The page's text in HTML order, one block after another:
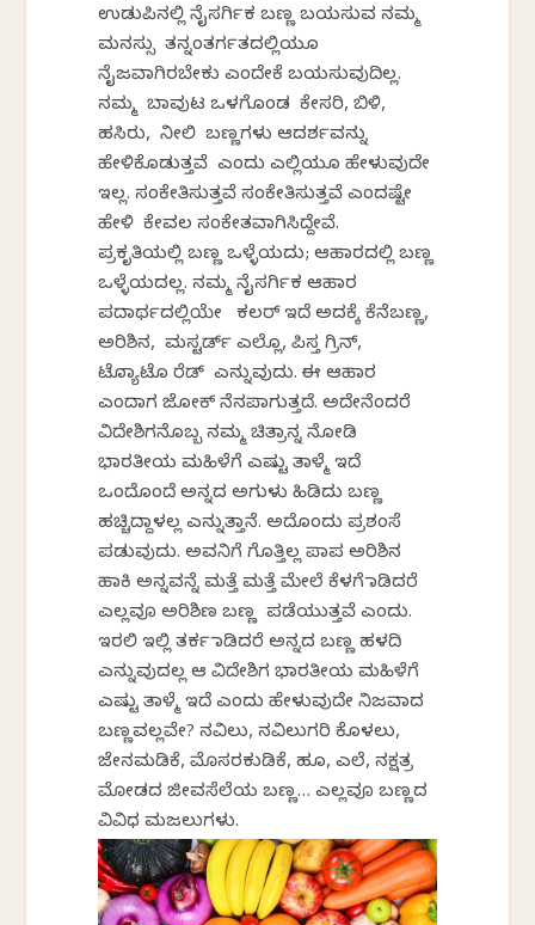
ಉಡುಪಿನಲ್ಲಿ ನೈಸರ್ಗಿಕ ಬಣ್ಣ ಬಯಸುವ ನಮ್ಮ
ಮನಸ್ಸು ತನ್ನಂತರ್ಗತದಲ್ಲಿಯೂ
ನೈಜವಾಗಿರಬೇಕು ಎಂದೇಕೆ ಬಯಸುವುದಿಲ್ಲ.
ನಮ್ಮ ಬಾವುಟ ಒಳಗೊಂಡ ಕೇಸರಿ, ಬಿಳಿ,
ಹಸಿರು, ನೀಲಿ ಬಣ್ಣಗಳು ಆದರ್ಶವನ್ನು
ಹೇಳಿಕೊಡುತ್ತವೆ ಎಂದು ಎಲ್ಲಿಯೂ ಹೇಳುವುದೇ
ಇಲ್ಲ. ಸಂಕೇತಿಸುತ್ತವೆ ಸಂಕೇತಿಸುತ್ತವೆ ಎಂದಷ್ಟೇ
ಹೇಳಿ ಕೇವಲ ಸಂಕೇತವಾಗಿಸಿದ್ದೇವೆ.
ಪ್ರಕೃತಿಯಲ್ಲಿ ಬಣ್ಣ ಒಳ್ಳೆಯದು; ಆಹಾರದಲ್ಲಿ ಬಣ್ಣ
ಒಳ್ಳೆಯದಲ್ಲ. ನಮ್ಮ ನೈಸರ್ಗಿಕ ಆಹಾರ
ಪದಾರ್ಥದಲ್ಲಿಯೇ ಕಲರ್ ಇದೆ ಅದಕ್ಕೆ ಕೆನೆಬಣ್ಣ,
ಅರಿಶಿನ, ಮಸ್ಟರ್ಡ್ ಎಲ್ಲೊ, ಪಿಸ್ತ ಗ್ರಿನ್,
ಟೊಮ್ಯಾಟೊ ರೆಡ್ ಎನ್ನುವುದು. ಈ ಆಹಾರ
ಎಂದಾಗ ಜೋಕ್ ನೆನಪಾಗುತ್ತದೆ. ಅದೇನೆಂದರೆ
ವಿದೇಶಿಗನೊಬ್ಬ ನಮ್ಮ ಚಿತ್ರಾನ್ನ ನೋಡಿ
ಭಾರತೀಯ ಮಹಿಳೆಗೆ ಎಷ್ಟು ತಾಳ್ಮೆ ಇದೆ
ಒಂದೊಂದೆ ಅನ್ನದ ಅಗುಳು ಹಿಡಿದು ಬಣ್ಣ
ಹಚ್ಚಿದ್ದಾಳಲ್ಲ ಎನ್ನುತ್ತಾನೆ. ಅದೊಂದು ಪ್ರಶಂಸೆ
ಪಡುವುದು. ಅವನಿಗೆ ಗೊತ್ತಿಲ್ಲ ಪಾಪ ಅರಿಶಿನ
ಹಾಕಿ ಅನ್ನವನ್ನೆ ಮತ್ತೆ ಮತ್ತೆ ಮೇಲೆ ಕೆಳಗೆ ಮಾಡಿದರೆ
ಎಲ್ಲವೂ ಅರಿಶಿಣ ಬಣ್ಣ ಪಡೆಯುತ್ತವೆ ಎಂದು.
ಇರಲಿ ಇಲ್ಲಿ ತರ್ಕ ಮಾಡಿದರೆ ಅನ್ನದ ಬಣ್ಣ ಹಳದಿ
ಎನ್ನುವುದಲ್ಲ ಆ ವಿದೇಶಿಗ ಭಾರತೀಯ ಮಹಿಳೆಗೆ
ಎಷ್ಟು ತಾಳ್ಮೆ ಇದೆ ಎಂದು ಹೇಳುವುದೇ ನಿಜವಾದ
ಬಣ್ಣವಲ್ಲವೇ? ನವಿಲು, ನವಿಲುಗರಿ ಕೊಳಲು,
ಜೇನಮಡಿಕೆ, ಮೊಸರಕುಡಿಕೆ, ಹೂ, ಎಲೆ, ನಕ್ಷತ್ರ
ಮೋಡದ ಜೀವಸೆಲೆಯ ಬಣ್ಣ… ಎಲ್ಲವೂ ಬಣ್ಣದ
ವಿವಿಧ ಮಜಲುಗಳು.